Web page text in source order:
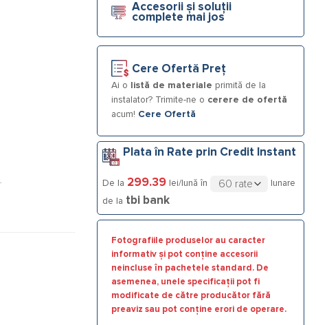
Accesorii și soluții
complete mai jos
Cere Ofertă Preț
Ai o listă de materiale primită de la
instalator? Trimite-ne o cerere de ofertă
acum! Cere Ofertă
Plata în Rate prin Credit Instant
De la 299.39 lei/lună în
lunare
de la tbi bank
Fotografiile produselor au caracter
informativ și pot conține accesorii
neincluse în pachetele standard. De
asemenea, unele specificații pot fi
modificate de către producător fără
preaviz sau pot conține erori de operare.